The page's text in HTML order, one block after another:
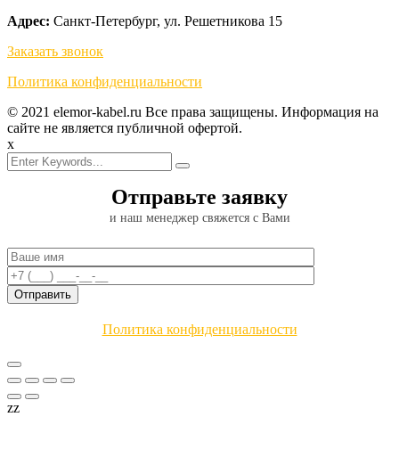
Адрес: Санкт-Петербург, ул. Решетникова 15
Заказать звонок
Политика конфиденциальности
© 2021 elemor-kabel.ru Все права защищены. Информация на
сайте не является публичной офертой.
x
Отправьте заявку
и наш менеджер свяжется с Вами
Политика конфиденциальности
zz